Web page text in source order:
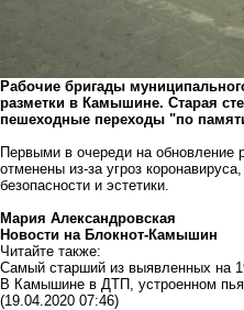
Рабочие бригады
разметки в Камышине. Старая
пешеходные переходы "по
Первыми в очереди на обновление
отменены из-за угроз
безопасности и эстетики.
Мария Александровская
Новости на Блoкнoт-Камышин
Читайте также:
Самый старший из выявленных на
В Камышине в ДТП, устроенном
(19.04.2020 07:46)